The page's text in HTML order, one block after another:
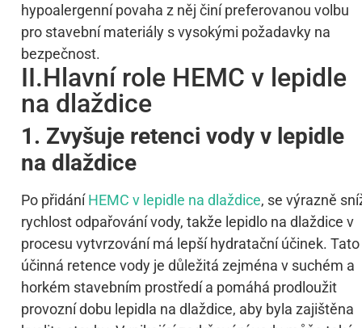
hypoalergenní povaha z něj činí preferovanou volbu
pro stavební materiály s vysokými požadavky na
bezpečnost.
II.Hlavní role HEMC v lepidle
na dlaždice
1. Zvyšuje retenci vody v lepidle
na dlaždice
Po přidáníHEMC v lepidle na dlaždice, se výrazně
rychlost odpařování vody, takže lepidlo na dlaždice v
procesu vytvrzování má lepší hydratační účinek. Tato
účinná retence vody je důležitá zejména v suchém a
horkém stavebním prostředí a pomáhá prodloužit
provozní dobu lepidla na dlaždice, aby byla zajištěna